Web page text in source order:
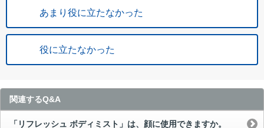
あまり役に立たなかった
役に立たなかった
関連するQ&A
「リフレッシュ ボディミスト」は、顔に使用できますか。